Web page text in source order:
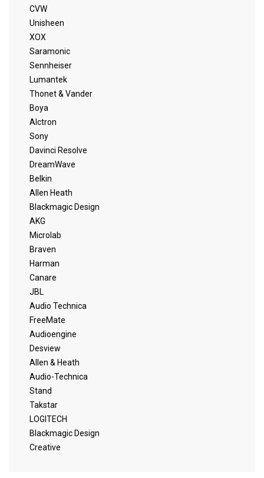
CVW
Unisheen
XOX
Saramonic
Sennheiser
Lumantek
Thonet & Vander
Boya
Alctron
Sony
Davinci Resolve
DreamWave
Belkin
Allen Heath
Blackmagic Design
AKG
Microlab
Braven
Harman
Canare
JBL
Audio Technica
FreeMate
Audioengine
Desview
Allen & Heath
Audio-Technica
Stand
Takstar
LOGITECH
Blackmagic Design
Creative